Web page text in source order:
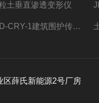
土垂直渗透变形仪
JLD-CRY-1建筑围护传热系数现场检测仪仪器
区薛氏新能源2号厂房